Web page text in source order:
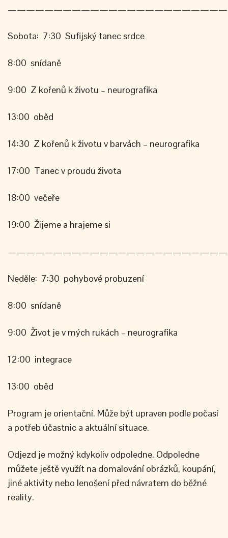
Sobota: 7:30 Sufijský tanec srdce
8:00 snídaně
9:00 Z kořenů k životu – neurografika
13:00 oběd
14:30 Z kořenů k životu v barvách – neurografika
17:00 Tanec v proudu života
18:00 večeře
19:00 Žijeme a hrajeme si
Neděle: 7:30 pohybové probuzení
8:00 snídaně
9:00 Život je v mých rukách – neurografika
12:00 integrace
13:00 oběd
Program je orientační. Může být upraven podle počasí
a potřeb účastnic a aktuální situace.
Odjezd je možný kdykoliv odpoledne. Odpoledne
můžete ještě využít na domalování obrázků, koupání,
jiné aktivity nebo lenošení před návratem do běžné
reality.